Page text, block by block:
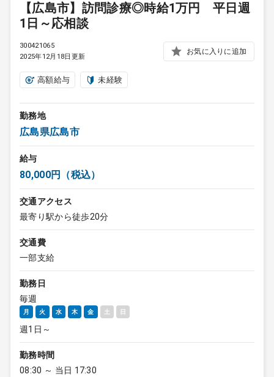
【広島市】訪問診療◎時給1万円 平日週
1日～応相談
300421065
2025年12月18日更新
お気に入りに追加
高額給与 未経験
勤務地
広島県広島市
給与
80,000円（税込）
交通アクセス
最寄り駅から徒歩20分
交通費
一部支給
勤務日
毎週
月 火 水 木 金 土 日
週1日～
勤務時間
08:30 ～ 当日 17:30